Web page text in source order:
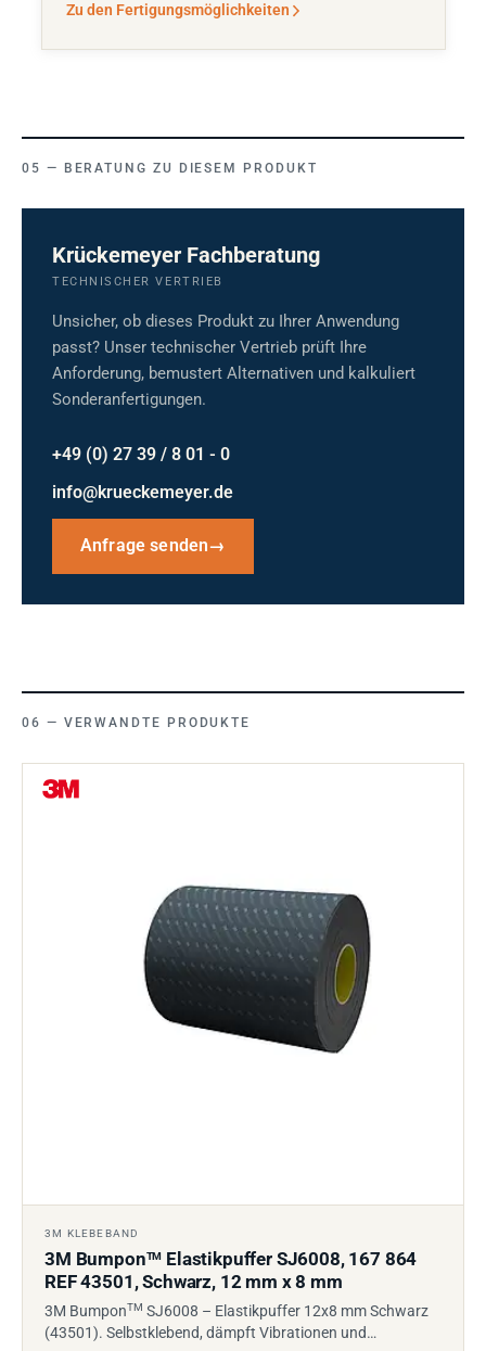
Zu den Fertigungsmöglichkeiten
BERATUNG ZU DIESEM PRODUKT
Krückemeyer Fachberatung
TECHNISCHER VERTRIEB
Unsicher, ob dieses Produkt zu Ihrer Anwendung
passt? Unser technischer Vertrieb prüft Ihre
Anforderung, bemustert Alternativen und kalkuliert
Sonderanfertigungen.
+49 (0) 27 39 / 8 01 - 0
info@krueckemeyer.de
Anfrage senden→
VERWANDTE PRODUKTE
3M KLEBEBAND
3M BumponTM Elastikpuffer SJ6008, 167 864
REF 43501, Schwarz, 12 mm x 8 mm
3M BumponTM SJ6008 – Elastikpuffer 12x8 mm Schwarz
(43501). Selbstklebend, dämpft Vibrationen und…